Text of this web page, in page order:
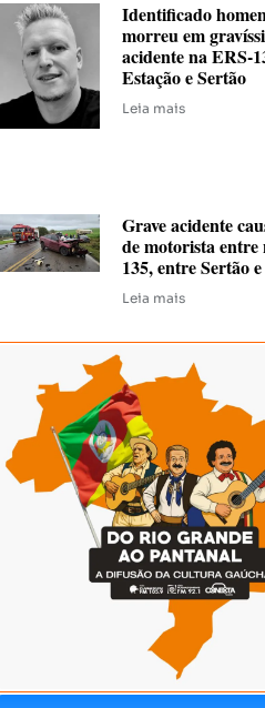
Identificado
morreu em
acidente na ERS-
Estação e Sertão
Leia mais
Grave acidente
de motorista entre
135, entre Sertão
Leia mais